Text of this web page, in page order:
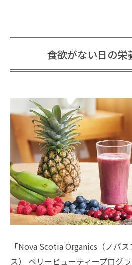
食欲がない日の
「Nova Scotia Organics（ノバ
ス） ベリービューティープログラ